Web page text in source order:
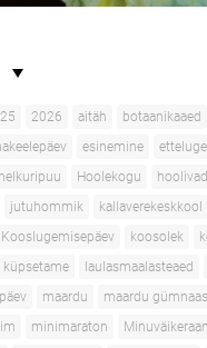
2026 aitäh botaanikaaed
esinemine
helkuripuu Hoolekogu
jutuhommik kallaverekeskkool
Kooslugemisepäev koosolek
küpsetame laulasmaalasteaed
maardu maardu
minimaraton